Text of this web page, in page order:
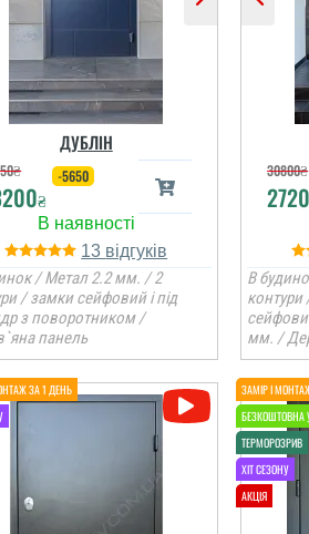
ДУБЛІН
₴
₴
-5650
13
/ Метал 2.2 мм. / 2
/ замки сейфовий і під
з поворотником /
панель
30800₴
В
контури
мм. /